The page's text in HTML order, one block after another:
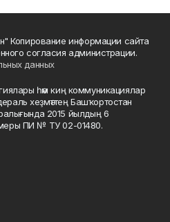
Копирование информации сайта
согласия администрации.
данных
һәм киң коммуникациялар
хеҙмәттең Башҡортостан
2015 йылдың 6
ПИ № ТУ 02-01480.